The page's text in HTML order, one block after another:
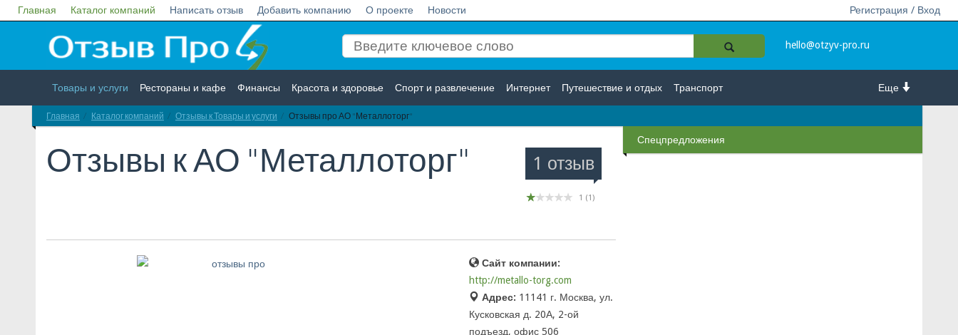
Главная Каталог компаний Написать отзыв Добавить компанию О проекте Новости Регистрация / Вход
hello@otzyv-pro.ru
Еще
Товары и услуги Рестораны и кафе Финансы Красота и здоровье Спорт и развлечение Интернет Путешествие и отдых Транспорт
Недвижимость Работа Гос. учреждения Личности Логистика Страхование
Главная Каталог компаний Отзывы к Товары и услуги Отзывы про АО "Металлоторг"
1 отзыв
1 (1)
Отзывы кАО "Металлоторг"
Сайт компании:
http://metallo-torg.com
Адрес: 11141 г. Москва, ул.
Кусковская д. 20А, 2-ой
подъезд, офис 506
Спецпредложения